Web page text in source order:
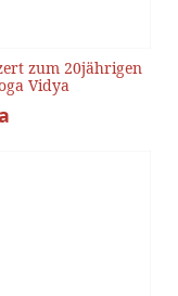
zum 20jährigen
Vidya